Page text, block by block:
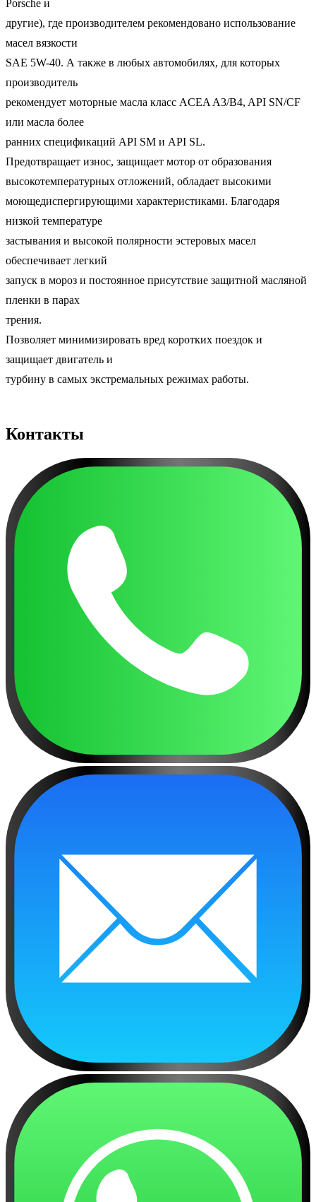
Porsche и
другие), где производителем рекомендовано использование
масел вязкости
SAE 5W-40. А также в любых автомобилях, для которых
производитель
рекомендует моторные масла класс ACEA A3/B4, API SN/CF
или масла более
ранних спецификаций API SM и API SL.
Предотвращает износ, защищает мотор от образования
высокотемпературных отложений, обладает высокими
моющедиспергирующими характеристиками. Благодаря
низкой температуре
застывания и высокой полярности эстеровых масел
обеспечивает легкий
запуск в мороз и постоянное присутствие защитной масляной
пленки в парах
трения.
Позволяет минимизировать вред коротких поездок и
защищает двигатель и
турбину в самых экстремальных режимах работы.
Контакты